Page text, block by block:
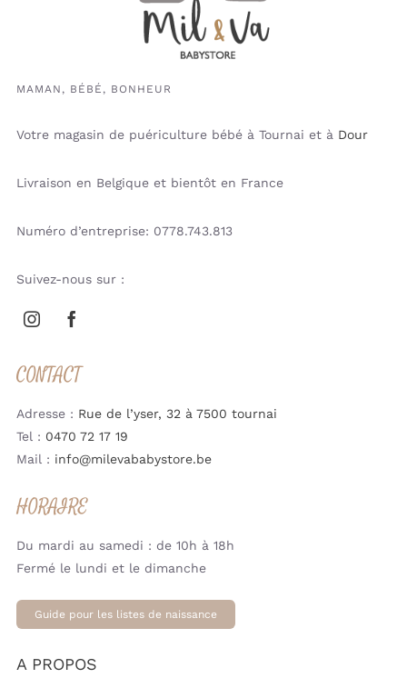
MAMAN, BÉBÉ, BONHEUR
Votre magasin de puériculture bébé à Tournai et à Dour
Livraison en Belgique et bientôt en France
Numéro d’entreprise: 0778.743.813
Suivez-nous sur :
CONTACT
Adresse : Rue de l’yser, 32 à 7500 tournai
Tel : 0470 72 17 19
Mail : info@milevababystore.be
HORAIRE
Du mardi au samedi : de 10h à 18h
Fermé le lundi et le dimanche
Guide pour les listes de naissance
A PROPOS